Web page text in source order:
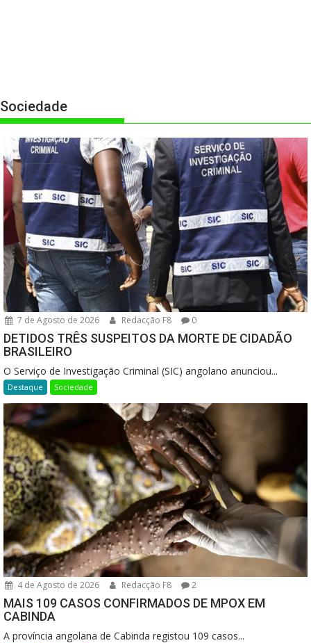
Sociedade
7 de Agosto de 2026 Redacção F8 0
DETIDOS TRÊS SUSPEITOS DA MORTE DE CIDADÃO
BRASILEIRO
O Serviço de Investigação Criminal (SIC) angolano anunciou...
Destaque Sociedade
4 de Agosto de 2026 Redacção F8 2
MAIS 109 CASOS CONFIRMADOS DE MPOX EM
CABINDA
A província angolana de Cabinda registou 109 casos...